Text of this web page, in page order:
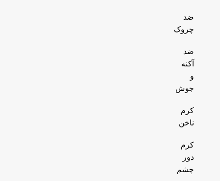
ضد
چروک
ضد
آکنه
و
جوش
کرم
ناخن
کرم
دور
چشم